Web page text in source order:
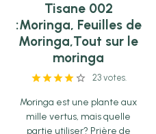
Tisane 002
:Moringa, Feuilles de
Moringa,Tout sur le
moringa
23 votes.
Moringa est une plante aux
mille vertus, mais quelle
partie utiliser? Prière de